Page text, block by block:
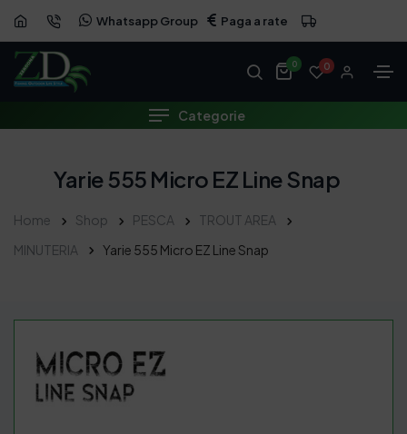
Whatsapp Group Paga a rate
0 0
Categorie
Yarie 555 Micro EZ Line Snap
Home Shop PESCA
TROUT AREA
MINUTERIA
Yarie 555 Micro EZ Line Snap